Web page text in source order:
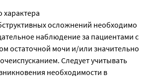
характера
осложнений необходимо
наблюдение за пациентами с
остаточной мочи и/или значительно
Следует учитывать
необходимости в